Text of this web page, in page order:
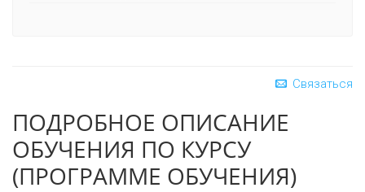
Связаться
ПОДРОБНОЕ ОПИСАНИЕ
ОБУЧЕНИЯ ПО КУРСУ
(ПРОГРАММЕ ОБУЧЕНИЯ)